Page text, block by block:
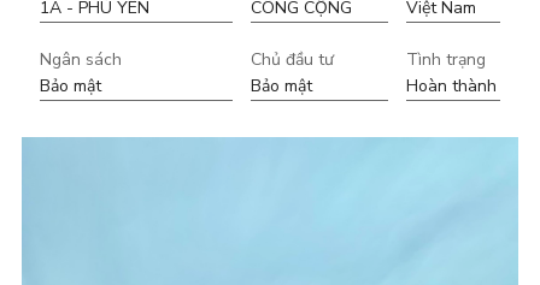
1A - PHÚ YÊN
CÔNG CỘNG
Việt Nam
Ngân sách Chủ đầu tư
Tình trạng
Bảo mật
Bảo mật Hoàn thành